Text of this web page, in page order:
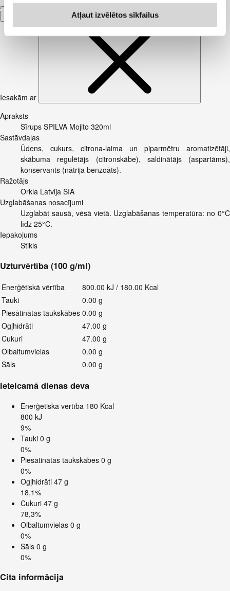
Atļaut izvēlētos sīkfailus
Iesakām ar
Apraksts
Sīrups SPILVA Mojito 320ml
Sastāvdaļas
Ūdens, cukurs, citrona-laima un piparmētru aromatizētāji,
skābuma regulētājs (citronskābe), saldinātājs (aspartāms),
konservants (nātrija benzoāts).
Ražotājs
Orkla Latvija SIA
Uzglabāšanas nosacījumi
Uzglabāt sausā, vēsā vietā. Uzglabāšanas temperatūra: no 0°C
līdz 25°C.
Iepakojums
Stikls
Uzturvērtība (100 g/ml)
Enerģētiskā vērtība
800.00 kJ / 180.00 Kcal
Tauki
0.00 g
Piesātinātas taukskābes 0.00 g
Ogļhidrāti
47.00 g
Cukuri
47.00 g
Olbaltumvielas
0.00 g
Sāls
0.00 g
Ieteicamā dienas deva
Enerģētiskā vērtība 180 Kcal
800 kJ
9%
Tauki 0 g
0%
Piesātinātas taukskābes 0 g
0%
Ogļhidrāti 47 g
18,1%
Cukuri 47 g
78,3%
Olbaltumvielas 0 g
0%
Sāls 0 g
0%
Cita informācija